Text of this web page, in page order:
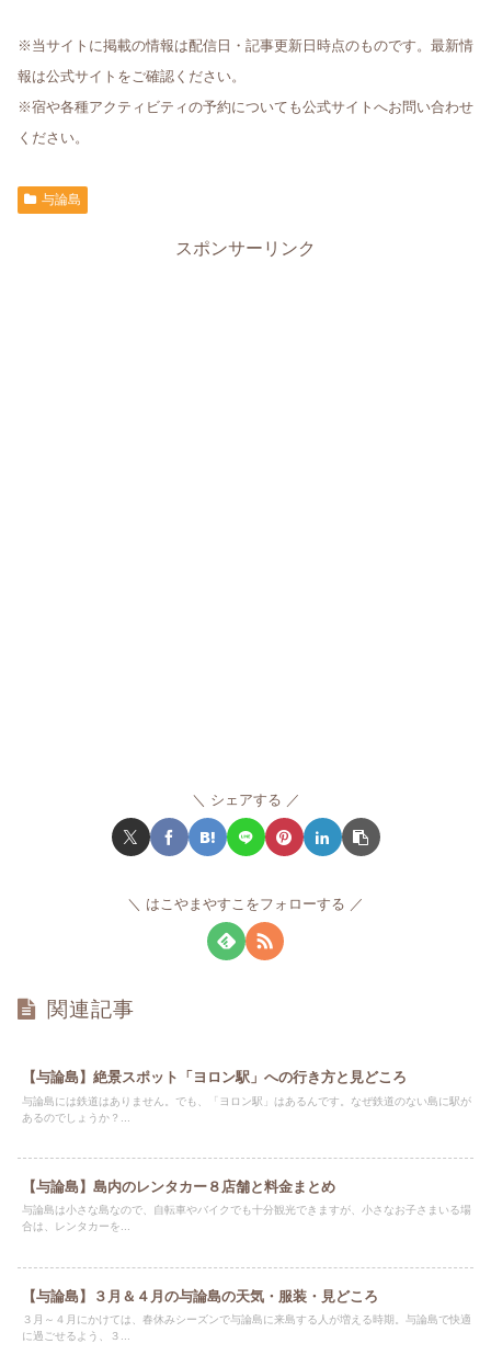
※当サイトに掲載の情報は配信日・記事更新日時点のものです。最新情
報は公式サイトをご確認ください。
※宿や各種アクティビティの予約についても公式サイトへお問い合わせ
ください。
与論島
スポンサーリンク
シェアする
はこやまやすこをフォローする
関連記事
【与論島】絶景スポット「ヨロン駅」への行き方と見どころ
与論島には鉄道はありません。でも、「ヨロン駅」はあるんです。なぜ鉄道のない島に駅が
あるのでしょうか？...
【与論島】島内のレンタカー８店舗と料金まとめ
与論島は小さな島なので、自転車やバイクでも十分観光できますが、小さなお子さまいる場
合は、レンタカーを...
【与論島】３月＆４月の与論島の天気・服装・見どころ
３月～４月にかけては、春休みシーズンで与論島に来島する人が増える時期。与論島で快適
に過ごせるよう、３...